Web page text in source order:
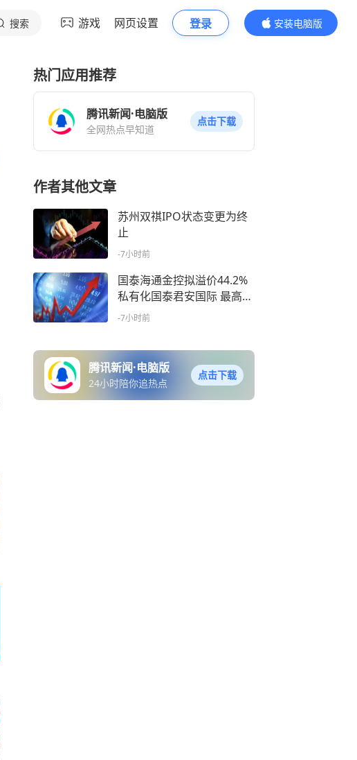
搜索 游戏 网页设置 登录
安装电脑版
内容更精彩
热门应用推荐
腾讯新闻·电脑版
全网热点早知道
点击下载
作者其他文章
苏州双祺IPO状态变更为终
止
-7小时前
国泰海通金控拟溢价44.2%
私有化国泰君安国际 最高耗
资126.15亿港元 8月10日复
-7小时前
腾讯新闻·电脑版
24小时陪你追热点
点击下载